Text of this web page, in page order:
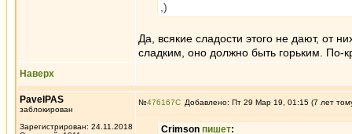
,)
Да, всякие сладости этого не дают, от
сладким, оно должно быть горьким. По-
Наверх
PavelPAS
заблокирован
Зарегистрирован: 24.11.2018
№476167 Добавлено: Пт 29 Мар 19, 01:15 (7 лет
Crimson пишет: